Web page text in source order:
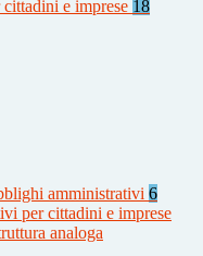
e imprese 18
amministrativi 6
per cittadini e imprese
analoga